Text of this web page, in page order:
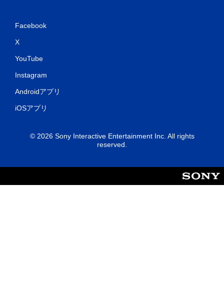
Facebook
X
YouTube
Instagram
Androidアプリ
iOSアプリ
© 2026 Sony Interactive Entertainment Inc. All rights
reserved.